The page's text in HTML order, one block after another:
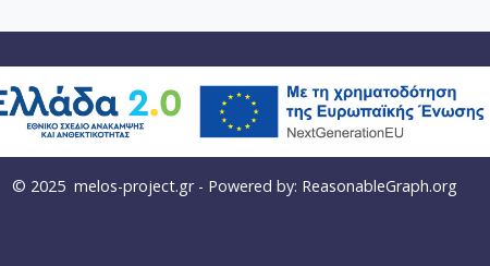
© 2025 melos-project.gr- Powered by: ReasonableGraph.org